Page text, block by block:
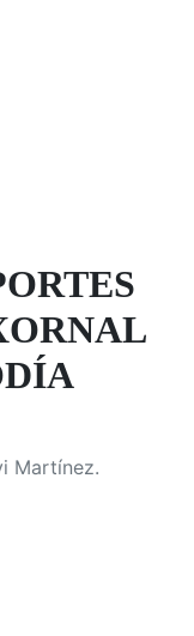
Martínez.